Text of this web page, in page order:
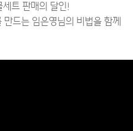
트 판매의 달인!
드는 임은영님의 비법을 함께